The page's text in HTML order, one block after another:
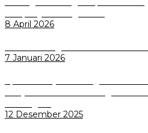
8 April 2026
7 Januari 2026
12 Desember 2025